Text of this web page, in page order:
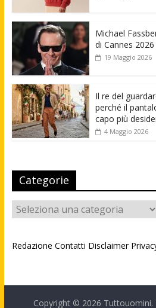
Michael
di Cannes 2026
19 Maggio 2026
Il re del
perché il
capo più
4 Maggio 2026
Categorie
Categorie
Redazione Contatti Disclaimer
Copyright © 2026 Tuttouomini.